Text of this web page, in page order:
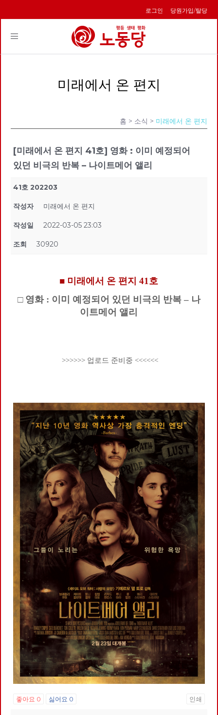
로그인 당원가입/탈당
Toggle
미래에서 온 편지
홈 > 소식 > 미래에서 온 편지
[미래에서 온 편지 41호] 영화 : 이미 예정되어
있던 비극의 반복 – 나이트메어 앨리
41호 202203
작성자 미래에서 온 편지
작성일 2022-03-05 23:03
조회 30920
■ 미래에서 온 편지 41호
□ 영화 : 이미 예정되어 있던 비극의 반복 – 나
이트메어 앨리
>>>>>> 업로드 준비중 <<<<<<
좋아요 0 싫어요 0 인쇄